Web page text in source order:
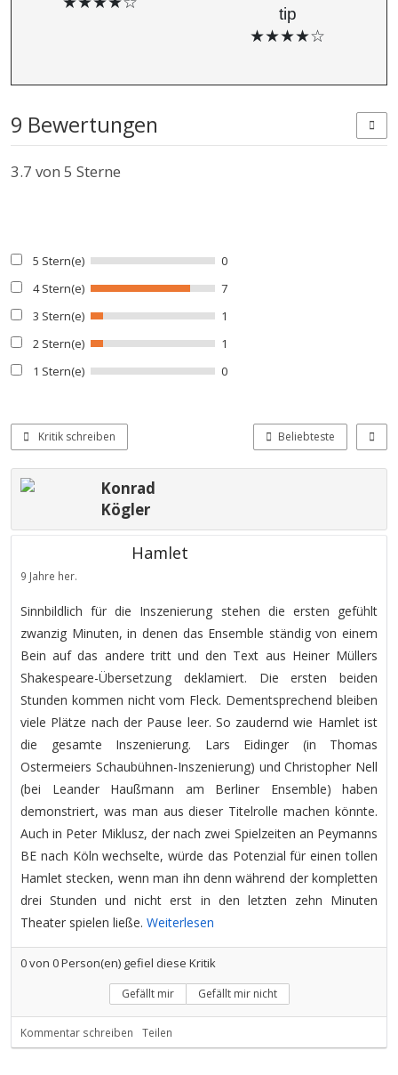
tip
★★★★☆
9 Bewertungen
3.7 von 5 Sterne
5 Stern(e)
0
4 Stern(e)
7
3 Stern(e)
1
2 Stern(e)
1
1 Stern(e)
0
Kritik schreiben Beliebteste
Konrad
Kögler
Hamlet
9 Jahre her.
Sinnbildlich für die Inszenierung stehen die ersten gefühlt
zwanzig Minuten, in denen das Ensemble ständig von einem
Bein auf das andere tritt und den Text aus Heiner Müllers
Shakespeare-Übersetzung deklamiert. Die ersten beiden
Stunden kommen nicht vom Fleck. Dementsprechend bleiben
viele Plätze nach der Pause leer. So zaudernd wie Hamlet ist
die gesamte Inszenierung. Lars Eidinger (in Thomas
Ostermeiers Schaubühnen-Inszenierung) und Christopher Nell
(bei Leander Haußmann am Berliner Ensemble) haben
demonstriert, was man aus dieser Titelrolle machen könnte.
Auch in Peter Miklusz, der nach zwei Spielzeiten an Peymanns
BE nach Köln wechselte, würde das Potenzial für einen tollen
Hamlet stecken, wenn man ihn denn während der kompletten
drei Stunden und nicht erst in den letzten zehn Minuten
Theater spielen ließe. Weiterlesen
0von 0Person(en) gefiel diese Kritik
Gefällt mir Gefällt mir nicht
Kommentar schreiben Teilen